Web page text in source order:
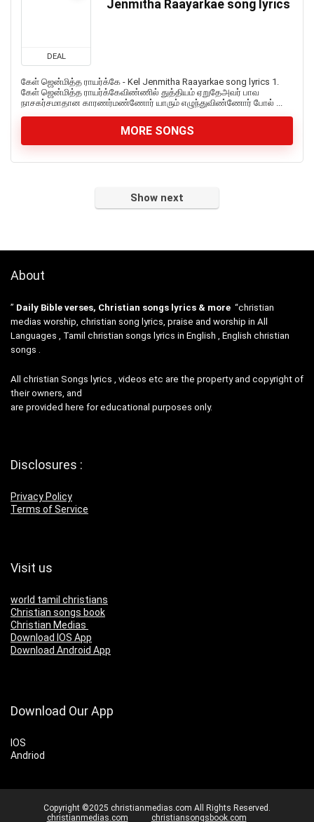
DEAL
Jenmitha Raayarkae song lyrics
கேள் ஜென்மித்த ராயர்க்கே - Kel Jenmitha Raayarkae song lyrics 1.
கேள் ஜென்மித்த ராயர்க்கேவிண்ணில் துத்தியம் ஏறுதேஅவர் பாவ
நாசகர்சமாதான காரணர்மண்ணோர் யாரும் எழுந்துவிண்ணோர் போல் ...
MORE SONGS
Show next
About
” Daily Bible verses, Christian songs lyrics & more “christian
medias worship, christian song lyrics, praise and worship in All
Languages , Tamil christian songs lyrics in English , English christian
songs .
All christian Songs lyrics , videos etc are the property and copyright of
their owners, and
are provided here for educational purposes only.
Disclosures :
Privacy Policy
Terms of Service
Visit us
world tamil christians
Christian songs book
Christian Medias
Download IOS App
Download Android App
Download Our App
IOS
Andriod
Copyright ©2025 christianmedias.com All Rights Reserved.
christianmedias.com
christiansongsbook.com